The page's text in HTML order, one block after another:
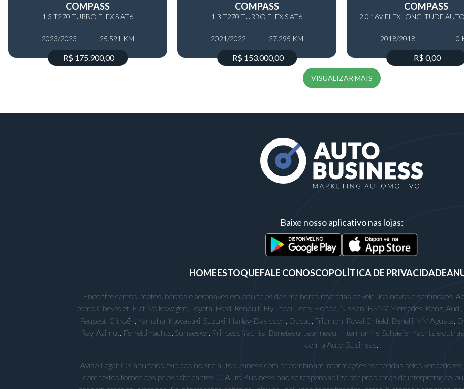
COMPASS
1.3 T270 TURBO FLEX S AT6
2023/2023 25.591 KM
R$ 175.900,00
COMPASS
1.3 T270 TURBO FLEX S AT6
2021/2022 27.295 KM
R$ 153.000,00
COMPASS
2.0 16V FLEX LONGITUDE
2018/2018 0
R$ 0,00
VISUALIZAR MAIS
Baixe nosso aplicativo nas lojas:
HOMEESTOQUEFALE CONOSCOPOLÍTICA DE PRIVACIDADE
Encontre carros, motos, barcos e aeronaves em anúncios das melhores revendas de veículos novos e seminovos.
como Chevrolet, Fiat, Volkswagen, Toyota, Ford, Renault, Hyundai, Jeep, Honda, Nissan, BMW, Mercedes-Benz,
Peugeot, Citroën, Yamaha, Kawasaki, Suzuki, Harley-Davidson, Ducati, Triumph, Royal Enfield, Benelli, MV Agusta,
Ray, Azimut, Ferretti Yachts, Sunseeker, Princess Yachts, Beneteau, Jeanneau, Intermarine, Schaefer Yachts e
com a Auto Business.
Aviso Legal: Os anúncios exibidos no site autobusiness.com.br combinam informações fornecidas pelos
com textos fornecidos pelos fabricantes. O Auto Business não se responsabiliza por problemas de interpretação,